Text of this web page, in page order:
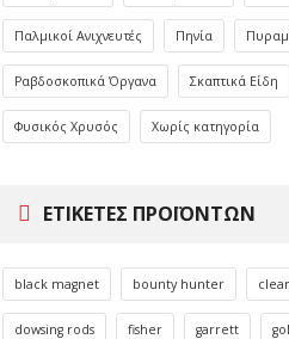
Παλμικοί Ανιχνευτές Πηνία
Ραβδοσκοπικά Όργανα Σκαπτικά Είδη
Φυσικός Χρυσός Χωρίς κατηγορία
ΕΤΙΚΈΤΕΣ ΠΡΟΪΌΝΤΩΝ
black magnet bounty hunter
dowsing rods fisher garrett